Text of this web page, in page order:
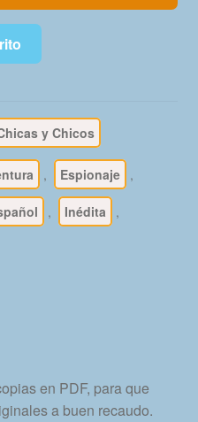
y Chicos
, Espionaje ,
, Inédita ,
en PDF, para que
a buen recaudo.